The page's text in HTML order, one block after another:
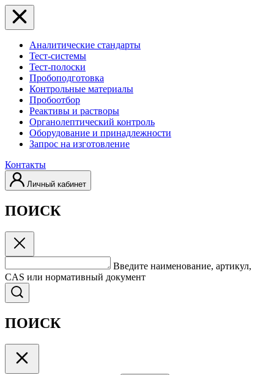
Аналитические стандарты
Тест-системы
Тест-полоски
Пробоподготовка
Контрольные материалы
Пробоотбор
Реактивы и растворы
Органолептический контроль
Оборудование и принадлежности
Запрос на изготовление
Контакты
Личный кабинет
ПОИСК
Введите наименование, артикул,
CAS или нормативный документ
ПОИСК